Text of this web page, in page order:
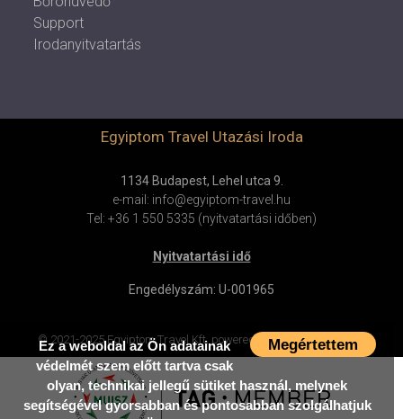
Support
Irodanyitvatartás
Egyiptom Travel Utazási Iroda
1134 Budapest, Lehel utca 9.
e-mail: info@egyiptom-travel.hu
Tel: +36 1 550 5335 (nyitvatartási időben)
Nyitvatartási idő
Engedélyszám: U-001965
© 2021-2025 Egyiptom Travel Kft. powered bymestercom v4.0.69
Megértettem
Ez a weboldal az Ön adatainak
védelmét szem előtt tartva csak
olyan, technikai jellegű sütiket használ, melynek
segítségével gyorsabban és pontosabban szolgálhatjuk